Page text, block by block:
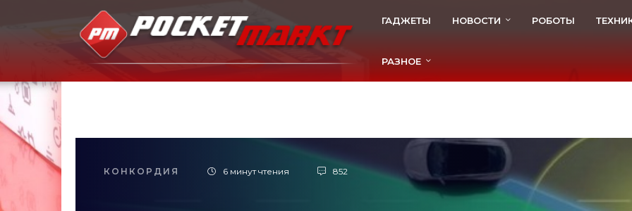
ГАДЖЕТЫ НОВОСТИ РОБОТЫ
РАЗНОЕ
КОНКОРДИЯ 6 минут чтения 852